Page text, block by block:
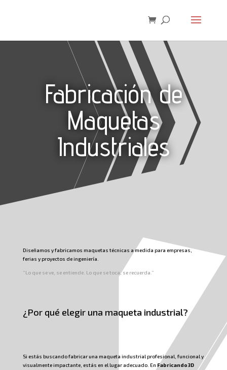
Fabricación de
Maquetas
Industriales
Diseñamos y fabricamos maquetas técnicas a medida para empresas,
ferias y proyectos de ingeniería.
“Lo que se ve, se entiende. Lo que se toca, se recuerda.”
¿Por qué elegir una maqueta industrial?
Si estás buscando fabricar una maqueta industrial profesional, funcional y
visualmente impactante, estás en el lugar adecuado. En Fabricando3D